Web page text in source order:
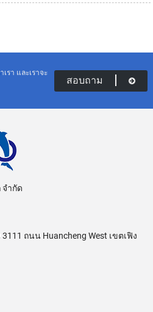
รา และเราจะ
สอบถาม
จำกัด
ถนน Huancheng West เขตเฟิง